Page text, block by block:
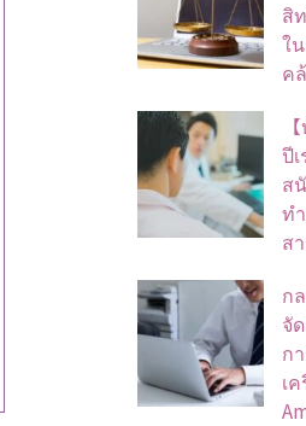
สิ
ใ
ค
ปี
ส
ท
ส
ก
จั
ก
เ